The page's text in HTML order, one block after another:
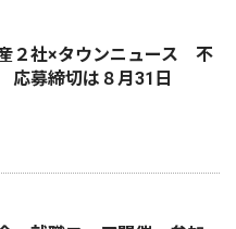
２社×タウンニュース 不
募締切は８月31日